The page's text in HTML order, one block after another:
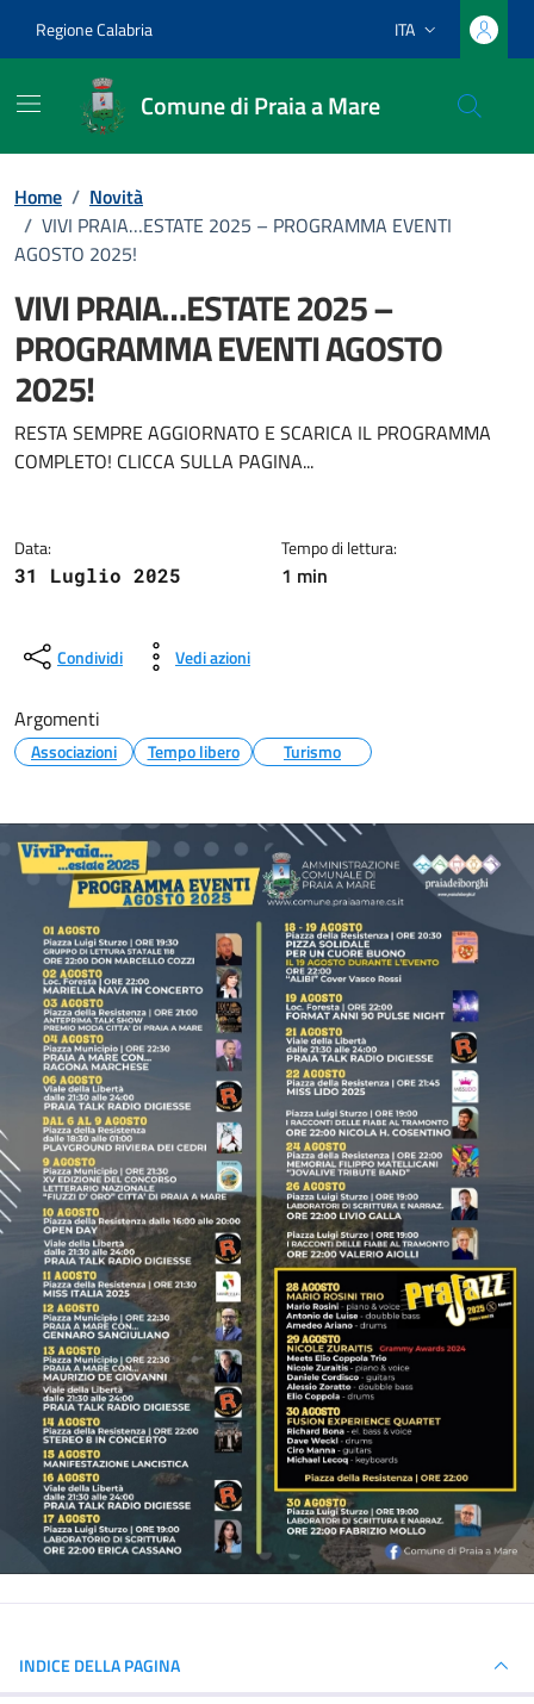
Regione Calabria Lingua attiva:
ITA
Comune di Praia a Mare
Home / Novità
/ VIVI PRAIA…ESTATE 2025 – PROGRAMMA EVENTI
AGOSTO 2025!
VIVI PRAIA…ESTATE 2025 –
PROGRAMMA EVENTI AGOSTO
2025!
Dettagli della notizia
RESTA SEMPRE AGGIORNATO E SCARICA IL PROGRAMMA
COMPLETO! CLICCA SULLA PAGINA...
Data:
31 Luglio 2025
Tempo di lettura:
1 min
Condividi Vedi azioni
Argomenti
Associazioni Tempo libero Turismo
INDICE DELLA PAGINA